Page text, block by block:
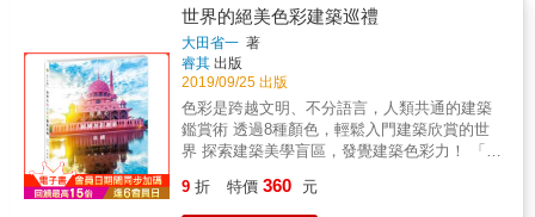
任 李淑貞 台灣老年學暨老年醫學會理事長
李龍騰 台北醫學大學高齡健康管理學系系主
任 林秋芬 聯合報文化基金會營運長‧有故事公
司執行長 邱文通 科技生活雜誌暨新聞網社
長 林芝華 自由空間教育基金會董事長 唐峰
正 淡江大學產業經濟系副教授 莊孟翰 台南應
用科技大學設計學院院長 黃宗成 台北市建築
師公會理事長 黃秀莊 中華民國老人福利推動
聯盟秘書長 張淑卿 國立雲林科技大學建築與
解， 如果不夠理解，將會錯失許多樂趣。 本書
以手繪、圖片分析、評論50座建於1950-2010年
的現代建築， 以「圖畫語言」搭配「文字語
言」表達建築的理念， 透過「閱讀」這些現代
建築大師們的作品， 了解當代建築的獨到之
處，也成為滋養自己的靈感沃土。 【分析重
點】 地點：建築物在哪裡？建物設計如何回應
全球和當地的環境問題、氣候和小氣候、陽光
和噪音、植物和動物？與周邊和鄰近的建築形
世界的絕美色彩建築巡禮
大田省一 著
睿其 出版
2019/09/25 出版
色彩是跨越文明、不分語言，人類共通的建築
鑑賞術 透過8種顏色，輕鬆入門建築欣賞的世
界 探索建築美學盲區，發覺建築色彩力！ 「過
(Adolf Loos)。 但真的是這樣嗎？ 白色的泰姬
9 折 特價 360 元